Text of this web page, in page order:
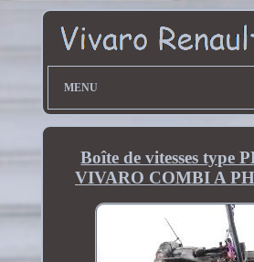
MENU
Boîte de vitesses type
VIVARO COMBI A